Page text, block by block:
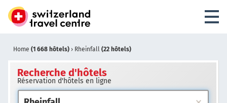
Home (1 668 hôtels) › Rheinfall (22 hôtels)
Recherche d'hôtels
Réservation d'hôtels en ligne